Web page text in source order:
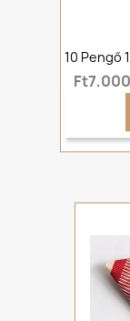
10 Pengő
Ft7,000